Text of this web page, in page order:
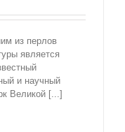
из перлов
является
и научный
Великой [...]